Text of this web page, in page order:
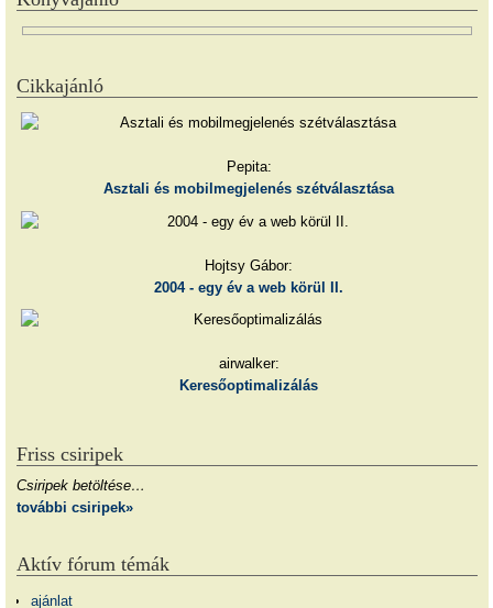
Cikkajánló
Pepita:
Asztali és mobilmegjelenés szétválasztása
Hojtsy Gábor:
2004 - egy év a web körül II.
airwalker:
Keresőoptimalizálás
Friss csiripek
Csiripek betöltése…
további csiripek»
Aktív fórum témák
ajánlat